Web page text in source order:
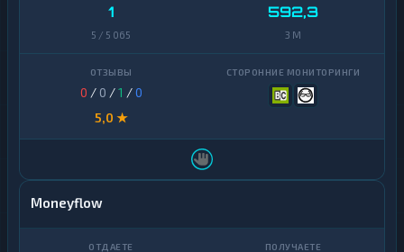
1
5 / 5 065
592,3
3 M
0 / 0 /1 /0
5,0 ★
Moneyflow